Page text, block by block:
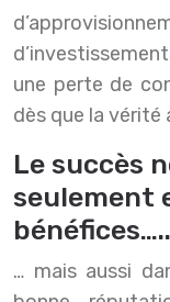
une perte de
dès que la vérité
Le succès
seulement
bénéfices…..
… mais aussi